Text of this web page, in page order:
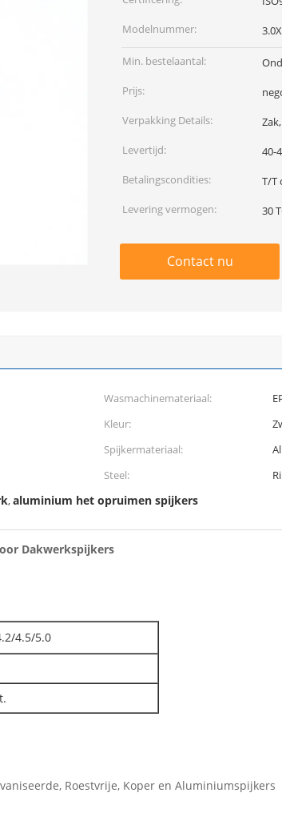
Modelnummer:
Min. bestelaantal:
Prijs:
Verpakking Details:
Levertijd:
40-
Betalingscondities:
T/T
Levering vermogen:
30
Contact nu
Wasmachinemateriaal:
Kleur:
Spijkermateriaal:
Steel:
,aluminium het opruimen spijkers
Dakwerkspijkers
4.5/5.0
Roestvrije, Koper en Aluminiumspijkers